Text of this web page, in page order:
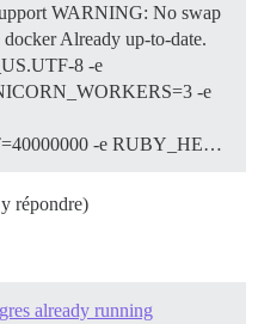
WARNING: No swap
Already up-to-date.
8 -e
-e
-e RUBY_HE…
répondre)
already running